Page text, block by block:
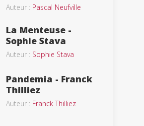
Auteur : Pascal Neufville
La Menteuse -
Sophie Stava
Auteur : Sophie Stava
Pandemia - Franck
Thilliez
Auteur : Franck Thilliez